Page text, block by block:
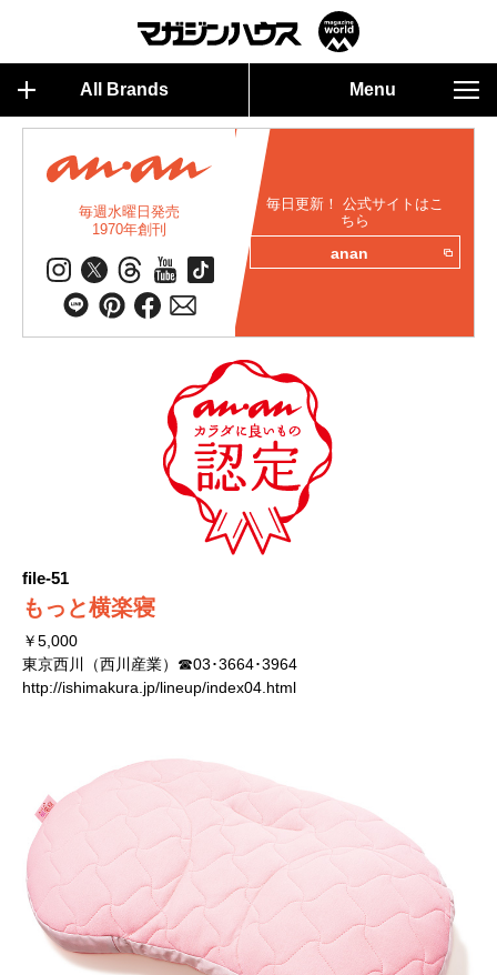
All Brands Menu
毎週水曜日発売
1970年創刊
毎日更新！ 公式サイトはこ
ちら
anan
file-51
もっと横楽寝
￥5,000
東京西川（西川産業）☎03･3664･3964
http://ishimakura.jp/lineup/index04.html